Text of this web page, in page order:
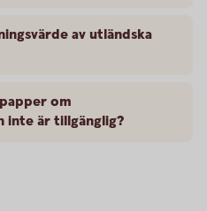
av utländska
om
inte är tillgänglig?